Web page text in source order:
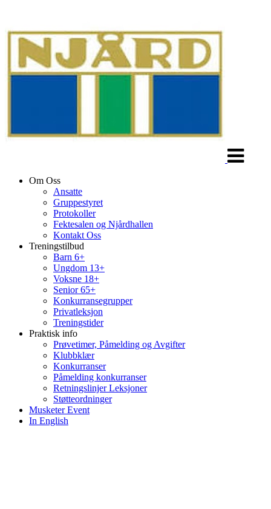
Om Oss
Ansatte
Gruppestyret
Protokoller
Fektesalen og Njårdhallen
Kontakt Oss
Treningstilbud
Barn 6+
Ungdom 13+
Voksne 18+
Senior 65+
Konkurransegrupper
Privatleksjon
Treningstider
Praktisk info
Prøvetimer, Påmelding og Avgifter
Klubbklær
Konkurranser
Påmelding konkurranser
Retningslinjer Leksjoner
Støtteordninger
Musketer Event
In English